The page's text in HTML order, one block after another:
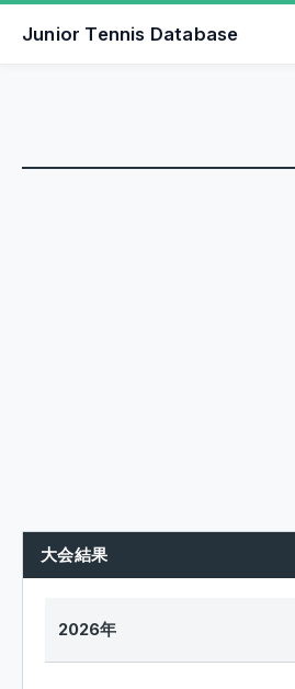
Junior Tennis Database
大会結果
2026年